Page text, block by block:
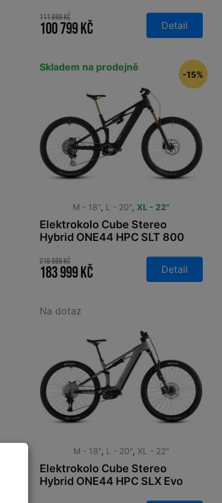
111 999 Kč
100 799 Kč Detail
Skladem na prodejně
M - 18", L - 20", XL - 22"
Elektrokolo Cube Stereo
Hybrid ONE44 HPC SLT 800
-15%
216 999 Kč
183 999 Kč Detail
Na dotaz
M - 18", L - 20", XL - 22"
Elektrokolo Cube Stereo
Hybrid ONE44 HPC SLX Evo